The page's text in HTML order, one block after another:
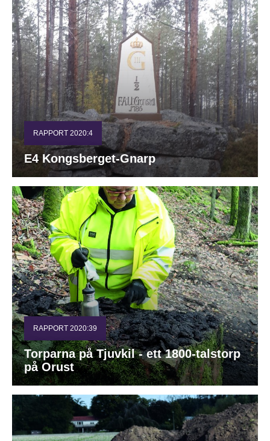
RAPPORT 2020:4
E4 Kongsberget-Gnarp
RAPPORT 2020:39
Torparna på Tjuvkil - ett 1800-talstorp
på Orust